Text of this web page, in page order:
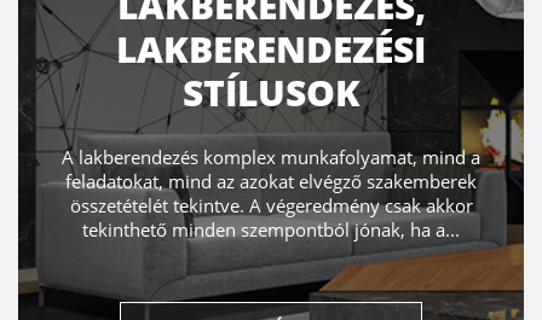
TERASZ, KERT ÉS
WELLNESS
Ön is vágyik egy teraszra, ahol bármikor relaxálhat?
Alakítsa ki úgy teraszát, hogy élmény legyen minden ott
töltött perc! Segítünk a tervezésben! Amikor magunk elé
képzelünk egy...
MEGNÉZEM